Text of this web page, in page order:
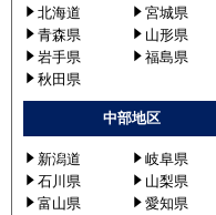
北海道
宮城県
青森県
山形県
岩手県
福島県
秋田県
中部地区
新潟道
岐阜県
石川県
山梨県
富山県
愛知県